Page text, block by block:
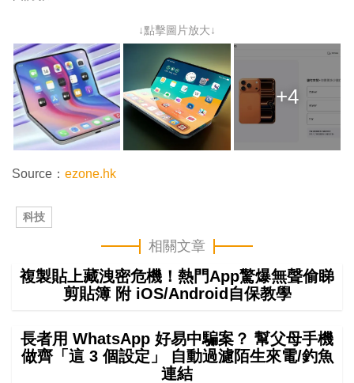
↓點擊圖片放大↓
+4
Source： ezone.hk
科技
相關文章
複製貼上藏洩密危機！熱門App驚爆無聲偷睇
剪貼簿 附 iOS/Android自保教學
長者用 WhatsApp 好易中騙案？ 幫父母手機
做齊「這 3 個設定」 自動過濾陌生來電/釣魚
連結